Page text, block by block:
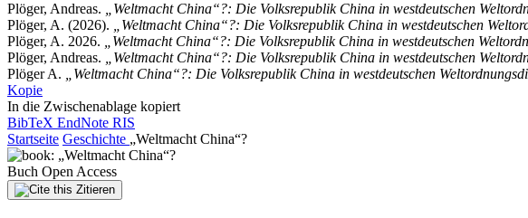
Plöger, Andreas.
„Weltmacht China“?: Die Volksrepublik China in westdeutschen
Plöger, A. (2026).
„Weltmacht China“?: Die Volksrepublik China in westdeutschen
Plöger, A. 2026.
„Weltmacht China“?: Die Volksrepublik China in westdeutschen
Plöger, Andreas.
„Weltmacht China“?: Die Volksrepublik China in westdeutschen
Plöger A.
„Weltmacht China“?: Die Volksrepublik China in westdeutschen
Kopie
In die Zwischenablage kopiert
BibTeX EndNote RIS
Startseite Geschichte „Weltmacht China“?
Buch Open Access
Zitieren